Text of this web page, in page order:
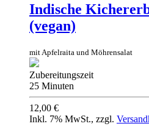
Indische
(vegan)
mit Apfelraita und Möhrensalat
Zubereitungszeit
25 Minuten
12,00 €
Inkl. 7% MwSt., zzgl.